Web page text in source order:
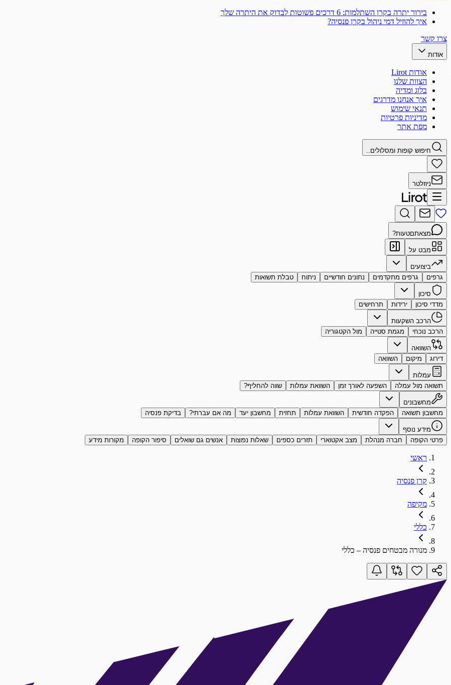
בירור יתרה בקרן השתלמות: 6 דרכים פשוטות לבדוק את היתרה שלך
איך להוזיל דמי ניהול בקרן פנסיה?
צרו קשר
אודות
אודות Lirot
הצוות שלנו
בלוג ומדיה
איך אנחנו מדרגים
תנאי שימוש
מדיניות פרטיות
מפת אתר
חיפוש קופות ומסלולים..
ניוזלטר
מצאתםטעות?
מבט על
ביצועים
גרפים
גרפים מתקדמים נתונים חודשיים ניתוח טבלת תשואות
סיכון
מדדי סיכון
ירידות תרחישים
הרכב השקעות
הרכב נוכחי
מגמת סטייה מול הקטגוריה
השוואה
דירוג
מיקום השוואה
עמלות
תשואה מול עמלה
השפעה לאורך זמן השוואת עמלות שווה להחליף?
מחשבונים
מחשבון תשואה
הפקדה חודשית השוואת עמלות תחזית מחשבון יעד מה אם עברתי? בדיקת פנסיה
מידע נוסף
פרטי הקופה
חברה מנהלת מצב אקטוארי תזרים כספים שאלות נפוצות אנשים גם שואלים סיפור הקופה מקורות מידע
ראשי
קרן פנסיה
מקיפה
כללי
מנורה מבטחים פנסיה – כללי